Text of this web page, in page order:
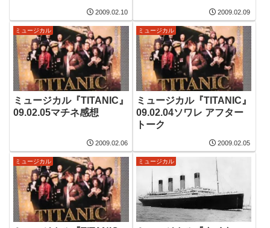
2009.02.10 2009.02.09
ミュージカル
ミュージカル『TITANIC』
09.02.05マチネ感想
2009.02.06
ミュージカル
ミュージカル『TITANIC』
09.02.04ソワレ アフター
トーク
2009.02.05
ミュージカル ミュージカル